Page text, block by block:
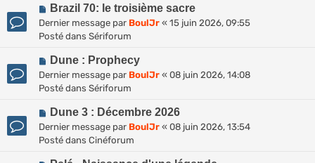
es
s
a
e
a
u
m
s
s
a
e
N
o
u
a
u
s
s
Brazil 70: le troisième sacre
Dernier message par BoulJr « 15 juin 2026, 09:55
Posté dans Sériforum
N
o
u
a
u
Dune : Prophecy
Dernier message par BoulJr « 08 juin 2026, 14:08
Posté dans Sériforum
N
o
u
Dune 3 : Décembre 2026
Dernier message par BoulJr « 08 juin 2026, 13:54
Posté dans Cinéforum